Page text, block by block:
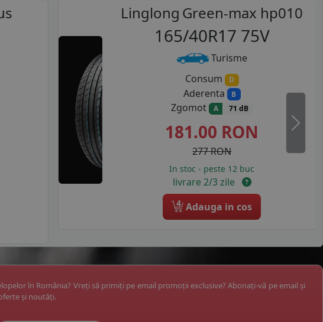
Linglong Green-max hp010
165/40R17 75V
Turisme
Consum
D
Aderenta B
Zgomot A 71 dB
181.00 RON
277 RON
In stoc - peste 12 buc
livrare 2/3 zile
4 Adauga in cos
Next
în România? Vreți să primiți pe email promoții exclusive? Abonați-vă pe email și
și noutăți.